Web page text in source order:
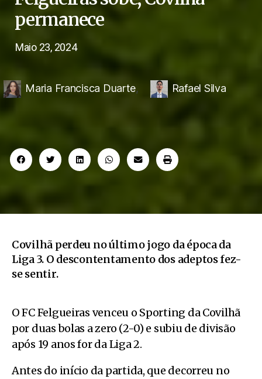
permanece
Maio 23, 2024
Maria Francisca Duarte, Rafael Silva
Covilhã perdeu no último jogo da época da
Liga 3. O descontentamento dos adeptos fez-
se sentir.
O FC Felgueiras venceu o Sporting da Covilhã
por duas bolas a zero (2-0) e subiu de divisão
após 19 anos for da Liga 2.
Antes do início da partida, que decorreu no